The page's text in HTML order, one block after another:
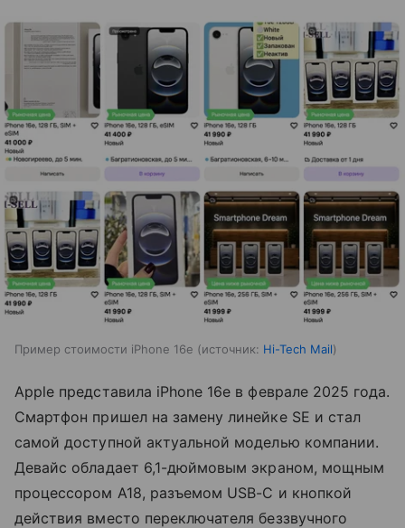
Пример стоимости iPhone 16e источник: Hi-Tech Mail
Apple представила iPhone 16e в феврале 2025 года.
Смартфон пришел на замену линейке SE и стал
самой доступной актуальной моделью компании.
Девайс обладает 6,1-дюймовым экраном, мощным
процессором A18, разъемом USB-C и кнопкой
действия вместо переключателя беззвучного